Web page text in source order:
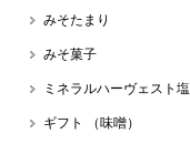
みそたまり
みそ菓子
ミネラルハーヴェスト塩
ギフト （味噌）